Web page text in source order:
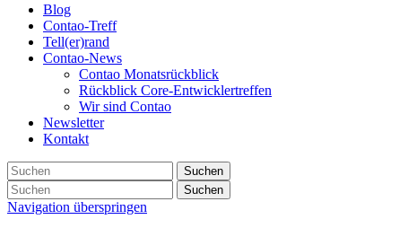
Blog
Contao-Treff
Tell(er)rand
Contao-News
Contao Monatsrückblick
Rückblick Core-Entwicklertreffen
Wir sind Contao
Newsletter
Kontakt
Suchen
Suchen
Navigation überspringen